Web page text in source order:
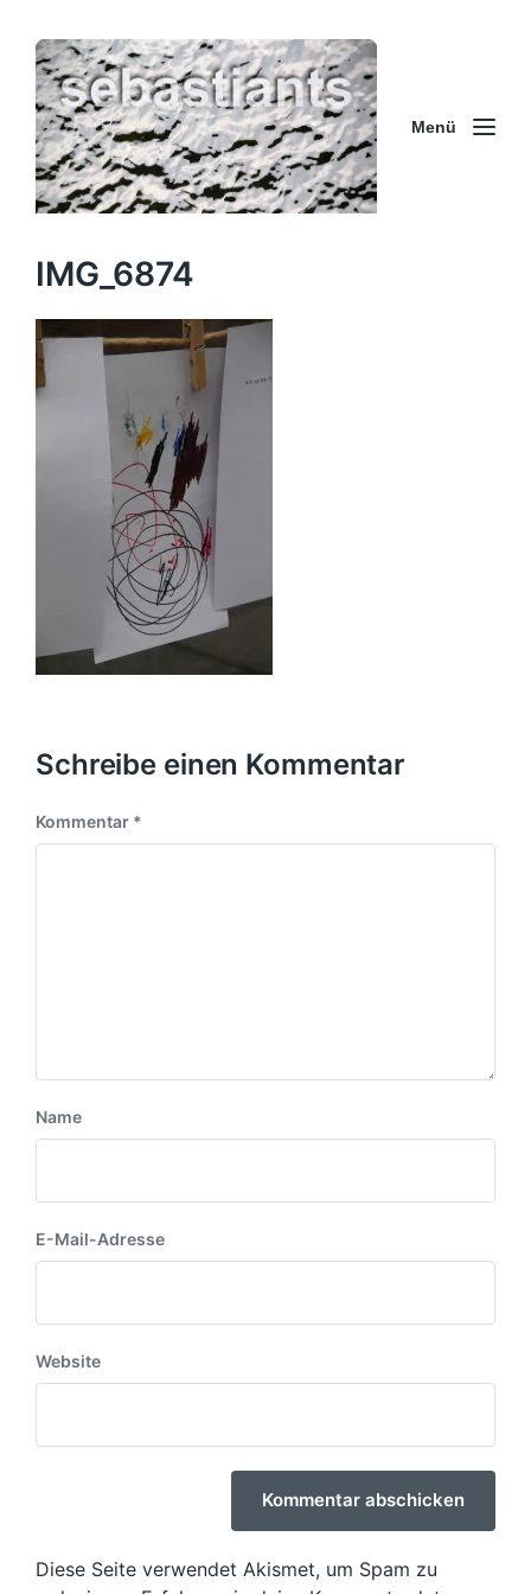
Menü
IMG_6874
Schreibe einen Kommentar
Kommentar *
Name
E-Mail-Adresse
Website
Diese Seite verwendet Akismet, um Spam zu